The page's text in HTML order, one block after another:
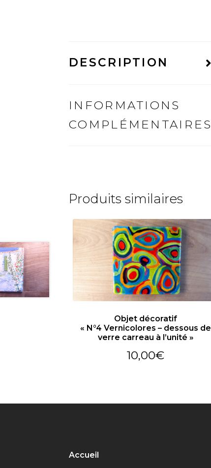
DESCRIPTION
INFORMATIONS
COMPLÉMENTAIRES
Produits similaires
Objet décoratif
« N°4 Vernicolores – dessous de
verre carreau à l’unité »
10,00€
Accueil